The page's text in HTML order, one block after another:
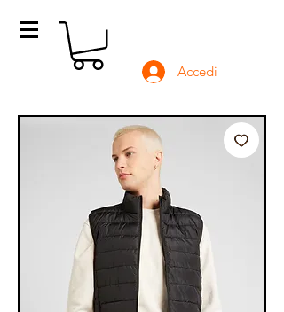
Accedi